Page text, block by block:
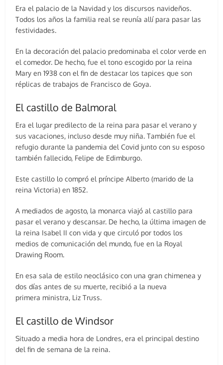
Era el palacio de la Navidad y los discursos navideños.
Todos los años la familia real se reunía allí para pasar las
festividades.
En la decoración del palacio predominaba el color verde en
el comedor. De hecho, fue el tono escogido por la reina
Mary en 1938 con el fin de destacar los tapices que son
réplicas de trabajos de Francisco de Goya.
El castillo de Balmoral
Era el lugar predilecto de la reina para pasar el verano y
sus vacaciones, incluso desde muy niña. También fue el
refugio durante la pandemia del Covid junto con su esposo
también fallecido, Felipe de Edimburgo.
Este castillo lo compró el príncipe Alberto (marido de la
reina Victoria) en 1852.
A mediados de agosto, la monarca viajó al castillo para
pasar el verano y descansar. De hecho, la última imagen de
la reina Isabel II con vida y que circuló por todos los
medios de comunicación del mundo, fue en la Royal
Drawing Room.
En esa sala de estilo neoclásico con una gran chimenea y
dos días antes de su muerte, recibió a la nueva
primera ministra, Liz Truss.
El castillo de Windsor
Situado a media hora de Londres, era el principal destino
del fin de semana de la reina.